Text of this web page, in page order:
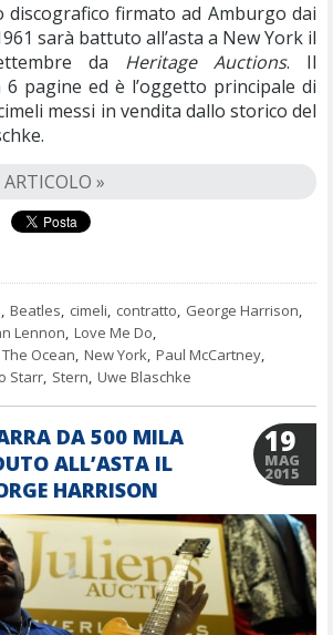
firmato ad Amburgo dai
sarà battuto all’asta a New York il
da Heritage Auctions. Il
pagine ed è l’oggetto principale di
messi in vendita dallo storico del
»
, Beatles, cimeli, contratto, George Harrison,
Lennon, Love Me Do,
Ocean, New York, Paul McCartney,
Starr, Stern, Uwe Blaschke
DA 500 MILA
ALL’ASTA IL
HARRISON
19
MAG
2015